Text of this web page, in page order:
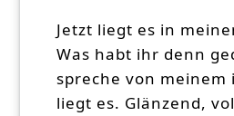
Jetzt liegt es in
Was habt ihr denn
spreche von meinem
liegt es. Glänzend,